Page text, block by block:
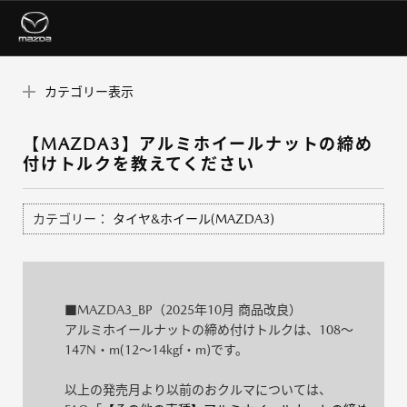
カテゴリー表示
【MAZDA3】アルミホイールナットの締め
付けトルクを教えてください
カテゴリー： タイヤ&ホイール(MAZDA3)
■MAZDA3_BP（2025年10月 商品改良）
アルミホイールナットの締め付けトルクは、108～
147N・m(12～14kgf・m)です。
以上の発売月より以前のおクルマについては、